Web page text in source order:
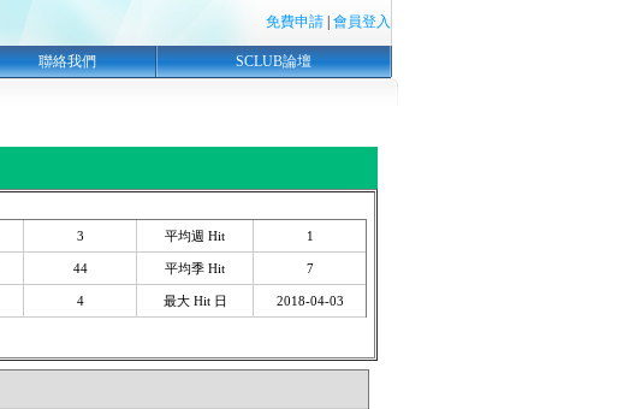
免費申請 會員登入
聯絡我們 SCLUB論壇
3 平均週 Hit 1
44 平均季 Hit 7
4 最大 Hit 日 2018-04-03